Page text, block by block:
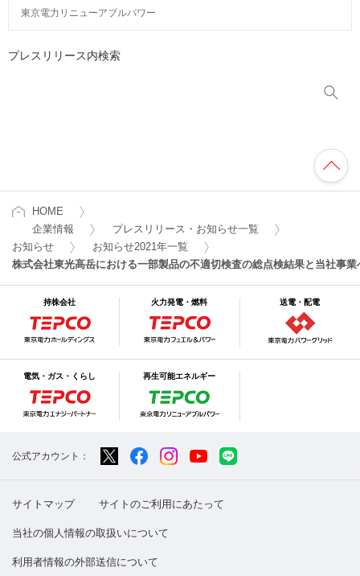
東京電力リニューアブルパワー
プレスリリース内検索
HOME
企業情報
プレスリリース・お知らせ一覧
お知らせ
お知らせ2021年一覧
株式会社東光高岳における一部製品の不適切検査の総点検結果と当社事
持株会社 火力発電・燃料 送電・配電
電気・ガス・くらし 再生可能エネルギー
公式アカウント：
サイトマップ サイトのご利用にあたって
当社の個人情報の取扱いについて
利用者情報の外部送信について